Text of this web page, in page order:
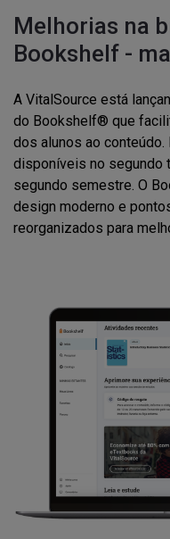
Melhorias na
Bookshelf -
A VitalSource está
do Bookshelf® que
dos alunos ao
disponíveis no segundo
segundo semestre. O
design moderno e
reorganizados para